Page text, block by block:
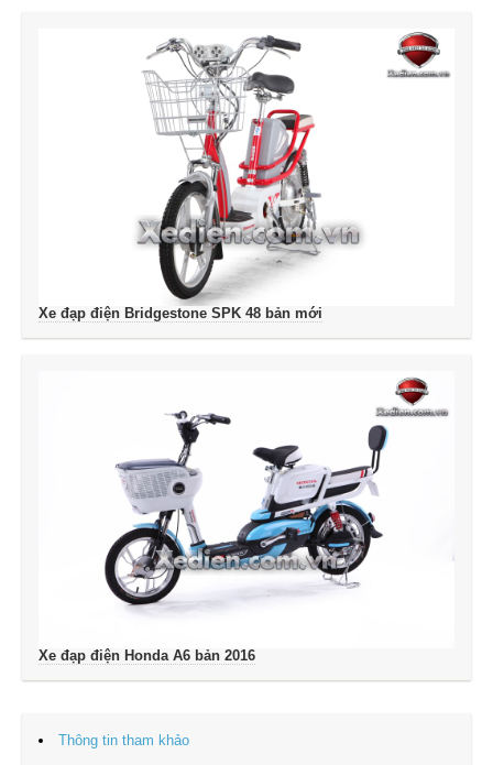
Xe đạp điện Bridgestone SPK 48 bản mới
Xe đạp điện Honda A6 bản 2016
Thông tin tham khảo